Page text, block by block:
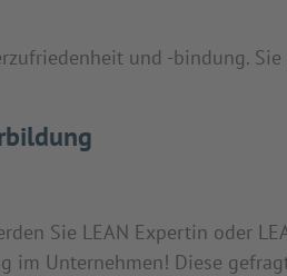
und -bindung.
Sie LEAN Expertin oder
im Unternehmen! Diese